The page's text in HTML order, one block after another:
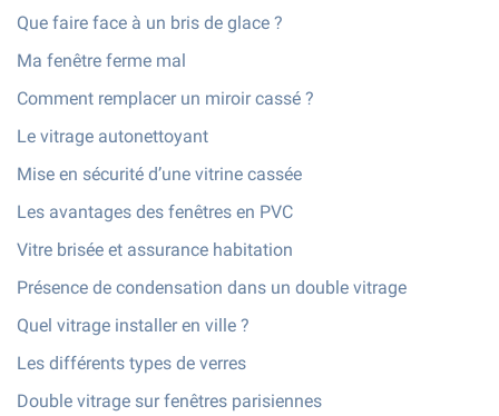
Que faire face à un bris de glace ?
Ma fenêtre ferme mal
Comment remplacer un miroir cassé ?
Le vitrage autonettoyant
Mise en sécurité d’une vitrine cassée
Les avantages des fenêtres en PVC
Vitre brisée et assurance habitation
Présence de condensation dans un double vitrage
Quel vitrage installer en ville ?
Les différents types de verres
Double vitrage sur fenêtres parisiennes